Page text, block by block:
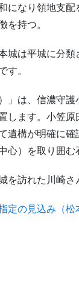
になり領地支配
を持つ。
城は平城に分
す。
」は、信濃守
します。小笠
遺構が明確に
心）を取り囲む
を訪れた川崎さ
定の見込み（